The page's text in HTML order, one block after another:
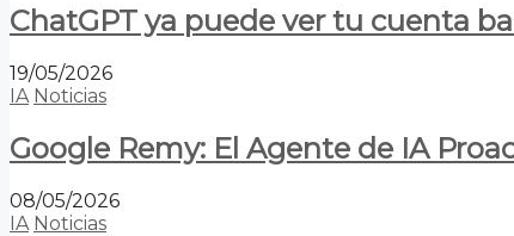
ChatGPT ya puede ver tu cuenta
19/05/2026
IA Noticias
Google Remy: El Agente de IA
08/05/2026
IA Noticias